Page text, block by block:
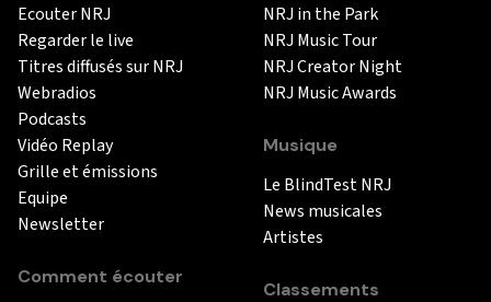
Ecouter NRJ
Regarder le live
Titres diffusés sur NRJ
Webradios
Podcasts
Vidéo Replay
Grille et émissions
Equipe
Newsletter
Comment écouter
NRJ in the Park
NRJ Music Tour
NRJ Creator Night
NRJ Music Awards
Musique
Le BlindTest NRJ
News musicales
Artistes
Classements